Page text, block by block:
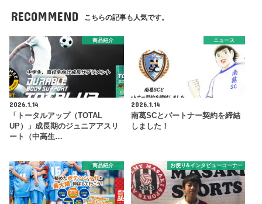
RECOMMEND こちらの記事も人気です。
商品紹介
2026.1.14
「トータルアップ（TOTAL
UP）」成長期のジュニアアスリ
ート（中高生…
ニュース
2026.1.14
南葛SCとパートナー契約を締結
しました！
商品紹介 お便り&インタビューコーナー